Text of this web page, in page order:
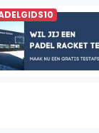
Gids